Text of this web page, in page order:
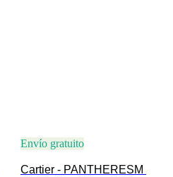
Envío gratuito
Cartier - PANTHERESM